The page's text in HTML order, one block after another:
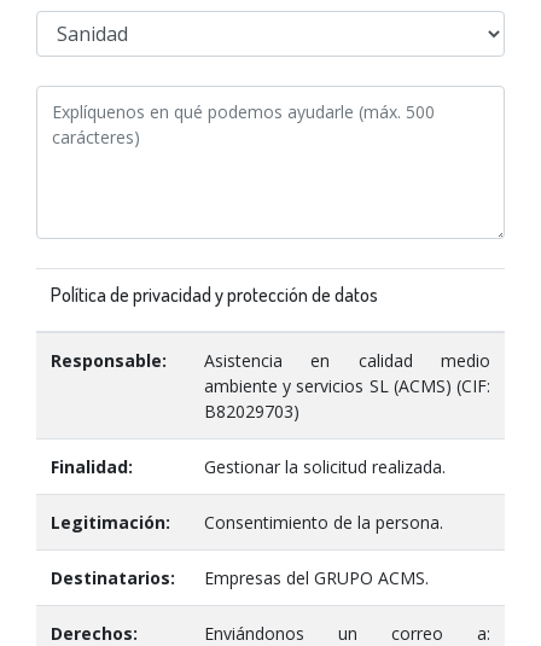
Política de privacidad y protección de datos
Responsable:
Asistencia en calidad medio
ambiente y servicios SL (ACMS) (CIF:
B82029703)
Finalidad: Gestionar la solicitud realizada.
Legitimación: Consentimiento de la persona.
Destinatarios: Empresas del GRUPO ACMS.
Derechos:
Enviándonos un correo a: